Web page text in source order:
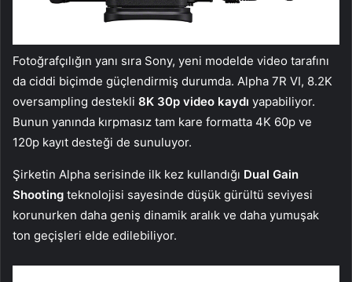
Fotoğrafçılığın yanı sıra Sony, yeni modelde video tarafını
da ciddi biçimde güçlendirmiş durumda. Alpha 7R VI, 8.2K
oversampling destekli 8K 30p video kaydı yapabiliyor.
Bunun yanında kırpmasız tam kare formatta 4K 60p ve
120p kayıt desteği de sunuluyor.
Şirketin Alpha serisinde ilk kez kullandığı Dual Gain
Shooting teknolojisi sayesinde düşük gürültü seviyesi
korunurken daha geniş dinamik aralık ve daha yumuşak
ton geçişleri elde edilebiliyor.